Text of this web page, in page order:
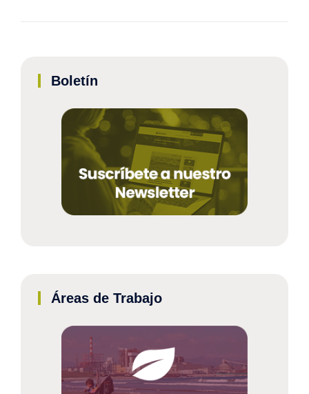
Boletín
Áreas de Trabajo